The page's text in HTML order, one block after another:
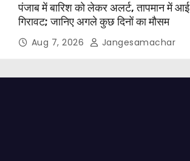
पंजाब में बारिश को लेकर अलर्ट, तापमान में आई
गिरावट; जानिए अगले कुछ दिनों का मौसम
Aug 7, 2026 Jangesamachar